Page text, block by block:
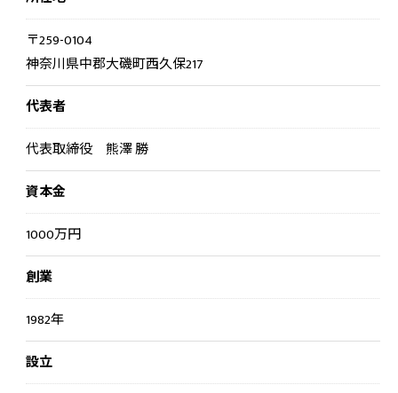
〒259-0104
神奈川県中郡大磯町西久保217
代表者
代表取締役 熊澤 勝
資本金
1000万円
創業
1982年
設立